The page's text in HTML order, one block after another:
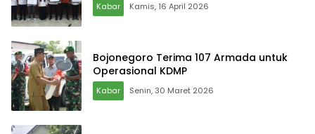
Kabar Kamis, 16 April 2026
Bojonegoro Terima 107 Armada untuk
Operasional KDMP
Kabar Senin, 30 Maret 2026